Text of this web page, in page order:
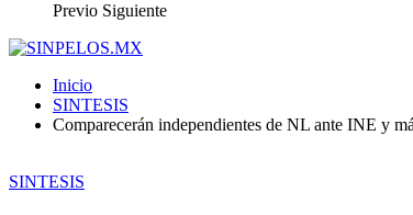
Previo Siguiente
Inicio
SINTESIS
Comparecerán independientes de NL ante INE y
SINTESIS